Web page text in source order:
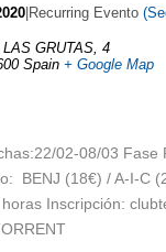
Recurring Evento
GRUTAS, 4
Spain + Google Map
02-08/03
BENJ (18€) / A-I-C
Inscripción: